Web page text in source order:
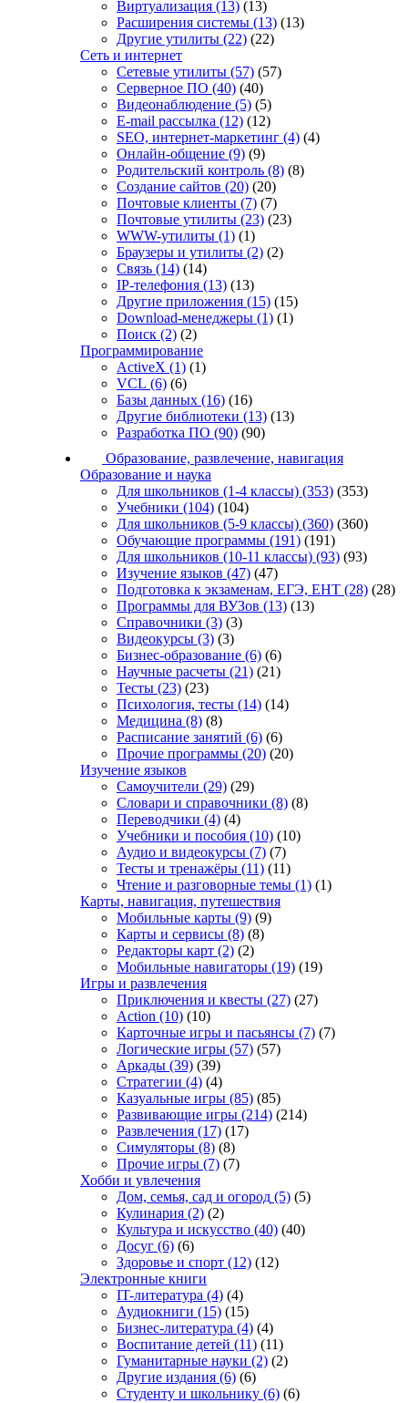
Виртуализация (13) (13)
Расширения системы (13) (13)
Другие утилиты (22) (22)
Сеть и интернет
Сетевые утилиты (57) (57)
Серверное ПО (40) (40)
Видеонаблюдение (5) (5)
E-mail рассылка (12) (12)
SEO, интернет-маркетинг (4) (4)
Онлайн-общение (9) (9)
Родительский контроль (8) (8)
Создание сайтов (20) (20)
Почтовые клиенты (7) (7)
Почтовые утилиты (23) (23)
WWW-утилиты (1) (1)
Браузеры и утилиты (2) (2)
Связь (14) (14)
IP-телефония (13) (13)
Другие приложения (15) (15)
Download-менеджеры (1) (1)
Поиск (2) (2)
Программирование
ActiveX (1) (1)
VCL (6) (6)
Базы данных (16) (16)
Другие библиотеки (13) (13)
Разработка ПО (90) (90)
Образование, развлечение, навигация
Образование и наука
Для школьников (1-4 классы) (353) (353)
Учебники (104) (104)
Для школьников (5-9 классы) (360) (360)
Обучающие программы (191) (191)
Для школьников (10-11 классы) (93) (93)
Изучение языков (47) (47)
Подготовка к экзаменам, ЕГЭ, ЕНТ (28) (28)
Программы для ВУЗов (13) (13)
Справочники (3) (3)
Видеокурсы (3) (3)
Бизнес-образование (6) (6)
Научные расчеты (21) (21)
Тесты (23) (23)
Психология, тесты (14) (14)
Медицина (8) (8)
Расписание занятий (6) (6)
Прочие программы (20) (20)
Изучение языков
Самоучители (29) (29)
Словари и справочники (8) (8)
Переводчики (4) (4)
Учебники и пособия (10) (10)
Аудио и видеокурсы (7) (7)
Тесты и тренажёры (11) (11)
Чтение и разговорные темы (1) (1)
Карты, навигация, путешествия
Мобильные карты (9) (9)
Карты и сервисы (8) (8)
Редакторы карт (2) (2)
Мобильные навигаторы (19) (19)
Игры и развлечения
Приключения и квесты (27) (27)
Action (10) (10)
Карточные игры и пасьянсы (7) (7)
Логические игры (57) (57)
Аркады (39) (39)
Стратегии (4) (4)
Казуальные игры (85) (85)
Развивающие игры (214) (214)
Развлечения (17) (17)
Симуляторы (8) (8)
Прочие игры (7) (7)
Хобби и увлечения
Дом, семья, сад и огород (5) (5)
Кулинария (2) (2)
Культура и искусство (40) (40)
Досуг (6) (6)
Здоровье и спорт (12) (12)
Электронные книги
IT-литература (4) (4)
Аудиокниги (15) (15)
Бизнес-литература (4) (4)
Воспитание детей (11) (11)
Гуманитарные науки (2) (2)
Другие издания (6) (6)
Студенту и школьнику (6) (6)